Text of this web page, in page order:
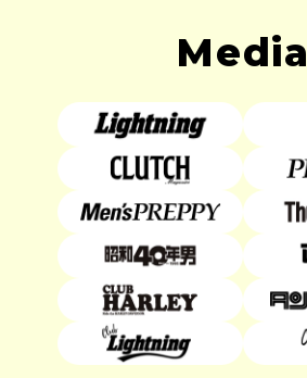
Media